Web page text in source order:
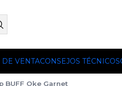
DE VENTACONSEJOS TÉCNICOS
BUFF Oke Garnet